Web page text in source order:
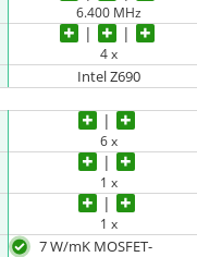
6.400 MHz
4 x
Intel Z690
6 x
1 x
1 x
7 W/mK MOSFET-